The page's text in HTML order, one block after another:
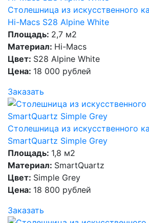
Столешница из искусственного
Hi-Macs S28 Alpine White
Площадь: 2,7 м2
Материал: Hi-Macs
Цвет: S28 Alpine White
Цена: 18 000 рублей
Заказать
Столешница из искусственного
SmartQuartz Simple Grey
Площадь: 1,8 м2
Материал: SmartQuartz
Цвет: Simple Grey
Цена: 18 800 рублей
Заказать